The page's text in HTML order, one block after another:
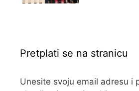
Pretplati se na stranicu
Unesite svoju email adresu i